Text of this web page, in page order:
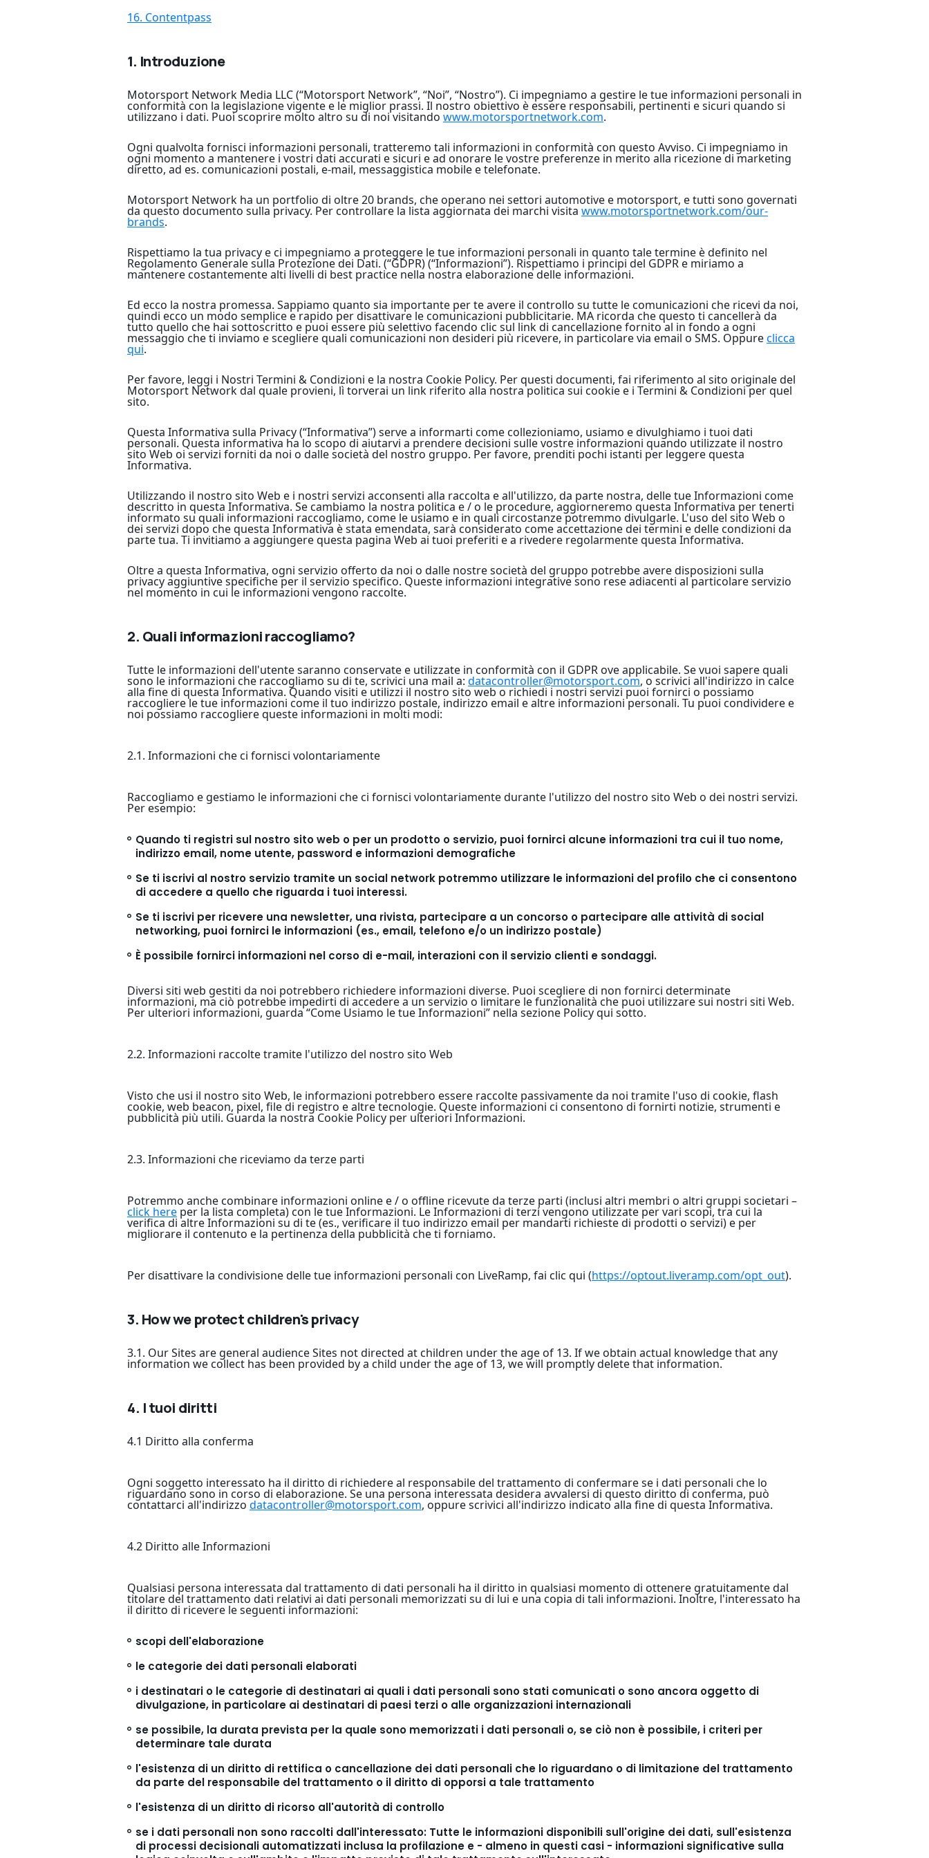
16. Contentpass
1. Introduzione
Motorsport Network Media LLC (“Motorsport Network”, “Noi”, “Nostro”). Ci impegniamo a gestire le tue informazioni personali in
conformità con la legislazione vigente e le miglior prassi. Il nostro obiettivo è essere responsabili, pertinenti e sicuri quando si
utilizzano i dati. Puoi scoprire molto altro su di noi visitando www.motorsportnetwork.com.
Ogni qualvolta fornisci informazioni personali, tratteremo tali informazioni in conformità con questo Avviso. Ci impegniamo in
ogni momento a mantenere i vostri dati accurati e sicuri e ad onorare le vostre preferenze in merito alla ricezione di marketing
diretto, ad es. comunicazioni postali, e-mail, messaggistica mobile e telefonate.
Motorsport Network ha un portfolio di oltre 20 brands, che operano nei settori automotive e motorsport, e tutti sono governati
da questo documento sulla privacy. Per controllare la lista aggiornata dei marchi visita www.motorsportnetwork.com/our-
brands.
Rispettiamo la tua privacy e ci impegniamo a proteggere le tue informazioni personali in quanto tale termine è definito nel
Regolamento Generale sulla Protezione dei Dati. (“GDPR) (“Informazioni”). Rispettiamo i principi del GDPR e miriamo a
mantenere costantemente alti livelli di best practice nella nostra elaborazione delle informazioni.
Ed ecco la nostra promessa. Sappiamo quanto sia importante per te avere il controllo su tutte le comunicazioni che ricevi da noi,
quindi ecco un modo semplice e rapido per disattivare le comunicazioni pubblicitarie. MA ricorda che questo ti cancellerà da
tutto quello che hai sottoscritto e puoi essere più selettivo facendo clic sul link di cancellazione fornito al in fondo a ogni
messaggio che ti inviamo e scegliere quali comunicazioni non desideri più ricevere, in particolare via email o SMS. Oppureclicca
qui.
Per favore, leggi i Nostri Termini & Condizioni e la nostra Cookie Policy. Per questi documenti, fai riferimento al sito originale del
Motorsport Network dal quale provieni, lì torverai un link riferito alla nostra politica sui cookie e i Termini & Condizioni per quel
sito.
Questa Informativa sulla Privacy (“Informativa”) serve a informarti come collezioniamo, usiamo e divulghiamo i tuoi dati
personali. Questa informativa ha lo scopo di aiutarvi a prendere decisioni sulle vostre informazioni quando utilizzate il nostro
sito Web oi servizi forniti da noi o dalle società del nostro gruppo. Per favore, prenditi pochi istanti per leggere questa
Informativa.
Utilizzando il nostro sito Web e i nostri servizi acconsenti alla raccolta e all'utilizzo, da parte nostra, delle tue Informazioni come
descritto in questa Informativa. Se cambiamo la nostra politica e / o le procedure, aggiorneremo questa Informativa per tenerti
informato su quali informazioni raccogliamo, come le usiamo e in quali circostanze potremmo divulgarle. L'uso del sito Web o
dei servizi dopo che questa Informativa è stata emendata, sarà considerato come accettazione dei termini e delle condizioni da
parte tua. Ti invitiamo a aggiungere questa pagina Web ai tuoi preferiti e a rivedere regolarmente questa Informativa.
Oltre a questa Informativa, ogni servizio offerto da noi o dalle nostre società del gruppo potrebbe avere disposizioni sulla
privacy aggiuntive specifiche per il servizio specifico. Queste informazioni integrative sono rese adiacenti al particolare servizio
nel momento in cui le informazioni vengono raccolte.
2. Quali informazioni raccogliamo?
Tutte le informazioni dell'utente saranno conservate e utilizzate in conformità con il GDPR ove applicabile. Se vuoi sapere quali
sono le informazioni che raccogliamo su di te, scrivici una mail a: datacontroller@motorsport.com, o scrivici all'indirizzo in calce
alla fine di questa Informativa. Quando visiti e utilizzi il nostro sito web o richiedi i nostri servizi puoi fornirci o possiamo
raccogliere le tue informazioni come il tuo indirizzo postale, indirizzo email e altre informazioni personali. Tu puoi condividere e
noi possiamo raccogliere queste informazioni in molti modi:
2.1. Informazioni che ci fornisci volontariamente
Raccogliamo e gestiamo le informazioni che ci fornisci volontariamente durante l'utilizzo del nostro sito Web o dei nostri servizi.
Per esempio:
Quando ti registri sul nostro sito web o per un prodotto o servizio, puoi fornirci alcune informazioni tra cui il tuo nome,
indirizzo email, nome utente, password e informazioni demografiche
Se ti iscrivi al nostro servizio tramite un social network potremmo utilizzare le informazioni del profilo che ci consentono
di accedere a quello che riguarda i tuoi interessi.
Se ti iscrivi per ricevere una newsletter, una rivista, partecipare a un concorso o partecipare alle attività di social
networking, puoi fornirci le informazioni (es., email, telefono e/o un indirizzo postale)
È possibile fornirci informazioni nel corso di e-mail, interazioni con il servizio clienti e sondaggi.
Diversi siti web gestiti da noi potrebbero richiedere informazioni diverse. Puoi scegliere di non fornirci determinate
informazioni, ma ciò potrebbe impedirti di accedere a un servizio o limitare le funzionalità che puoi utilizzare sui nostri siti Web.
Per ulteriori informazioni, guarda “Come Usiamo le tue Informazioni” nella sezione Policy qui sotto.
2.2. Informazioni raccolte tramite l'utilizzo del nostro sito Web
Visto che usi il nostro sito Web, le informazioni potrebbero essere raccolte passivamente da noi tramite l'uso di cookie, flash
cookie, web beacon, pixel, file di registro e altre tecnologie. Queste informazioni ci consentono di fornirti notizie, strumenti e
pubblicità più utili. Guarda la nostra Cookie Policy per ulteriori Informazioni.
2.3. Informazioni che riceviamo da terze parti
Potremmo anche combinare informazioni online e / o offline ricevute da terze parti (inclusi altri membri o altri gruppi societari –
click here per la lista completa) con le tue Informazioni. Le Informazioni di terzi vengono utilizzate per vari scopi, tra cui la
verifica di altre Informazioni su di te (es., verificare il tuo indirizzo email per mandarti richieste di prodotti o servizi) e per
migliorare il contenuto e la pertinenza della pubblicità che ti forniamo.
Per disattivare la condivisione delle tue informazioni personali con LiveRamp, fai clic qui (https://optout.liveramp.com/opt_out).
3. How we protect children's privacy
3.1. Our Sites are general audience Sites not directed at children under the age of 13. If we obtain actual knowledge that any
information we collect has been provided by a child under the age of 13, we will promptly delete that information.
4. I tuoi diritti
4.1 Diritto alla conferma
Ogni soggetto interessato ha il diritto di richiedere al responsabile del trattamento di confermare se i dati personali che lo
riguardano sono in corso di elaborazione. Se una persona interessata desidera avvalersi di questo diritto di conferma, può
contattarci all'indirizzo datacontroller@motorsport.com, oppure scrivici all'indirizzo indicato alla fine di questa Informativa.
4.2 Diritto alle Informazioni
Qualsiasi persona interessata dal trattamento di dati personali ha il diritto in qualsiasi momento di ottenere gratuitamente dal
titolare del trattamento dati relativi ai dati personali memorizzati su di lui e una copia di tali informazioni. Inoltre, l'interessato ha
il diritto di ricevere le seguenti informazioni:
scopi dell'elaborazione
le categorie dei dati personali elaborati
i destinatari o le categorie di destinatari ai quali i dati personali sono stati comunicati o sono ancora oggetto di
divulgazione, in particolare ai destinatari di paesi terzi o alle organizzazioni internazionali
se possibile, la durata prevista per la quale sono memorizzati i dati personali o, se ciò non è possibile, i criteri per
determinare tale durata
l'esistenza di un diritto di rettifica o cancellazione dei dati personali che lo riguardano o di limitazione del trattamento
da parte del responsabile del trattamento o il diritto di opporsi a tale trattamento
l'esistenza di un diritto di ricorso all'autorità di controllo
se i dati personali non sono raccolti dall'interessato: Tutte le informazioni disponibili sull'origine dei dati, sull'esistenza
di processi decisionali automatizzati inclusa la profilazione e - almeno in questi casi - informazioni significative sulla